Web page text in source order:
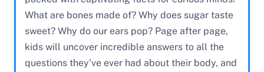
What are bones made of? Why does sugar taste
sweet? Why do our ears pop? Page after page,
kids will uncover incredible answers to all the
questions they've ever had about their body, and